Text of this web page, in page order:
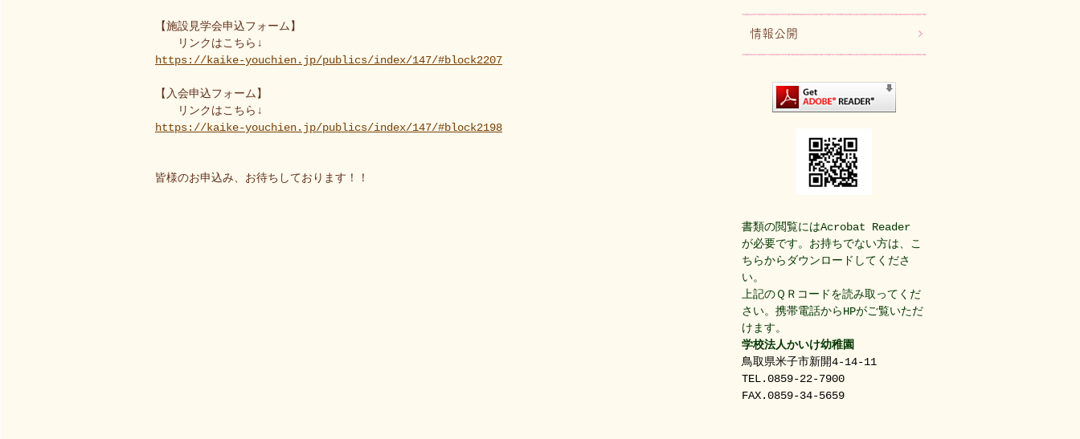
【施設見学会申込フォーム】
リンクはこちら↓
https://kaike-youchien.jp/publics/index/147/#block2207
【入会申込フォーム】
リンクはこちら↓
https://kaike-youchien.jp/publics/index/147/#block2198
皆様のお申込み、お待ちしております！！
情報公開
書類の閲覧にはAcrobat Reader
が必要です。お持ちでない方は、こ
ちらからダウンロードしてくださ
い。
上記のＱＲコードを読み取ってくだ
さい。携帯電話からHPがご覧いただ
けます。
学校法人かいけ幼稚園
鳥取県米子市新開4-14-11
TEL.0859-22-7900
FAX.0859-34-5659